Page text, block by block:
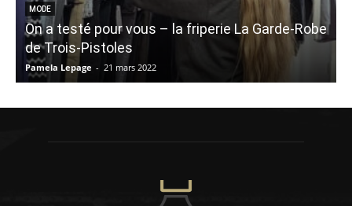
MODE
On a testé pour vous – la friperie La Garde-Robe
de Trois-Pistoles
Pamela Lepage - 21 mars 2022